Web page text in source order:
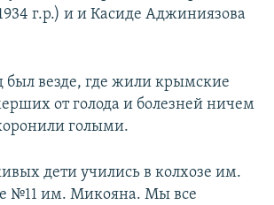
г.р.) и и Касиде Аджиниязова
был везде, где жили крымские
от голода и болезней ничем
голыми.
дети учились в колхозе им.
№11 им. Микояна. Мы все